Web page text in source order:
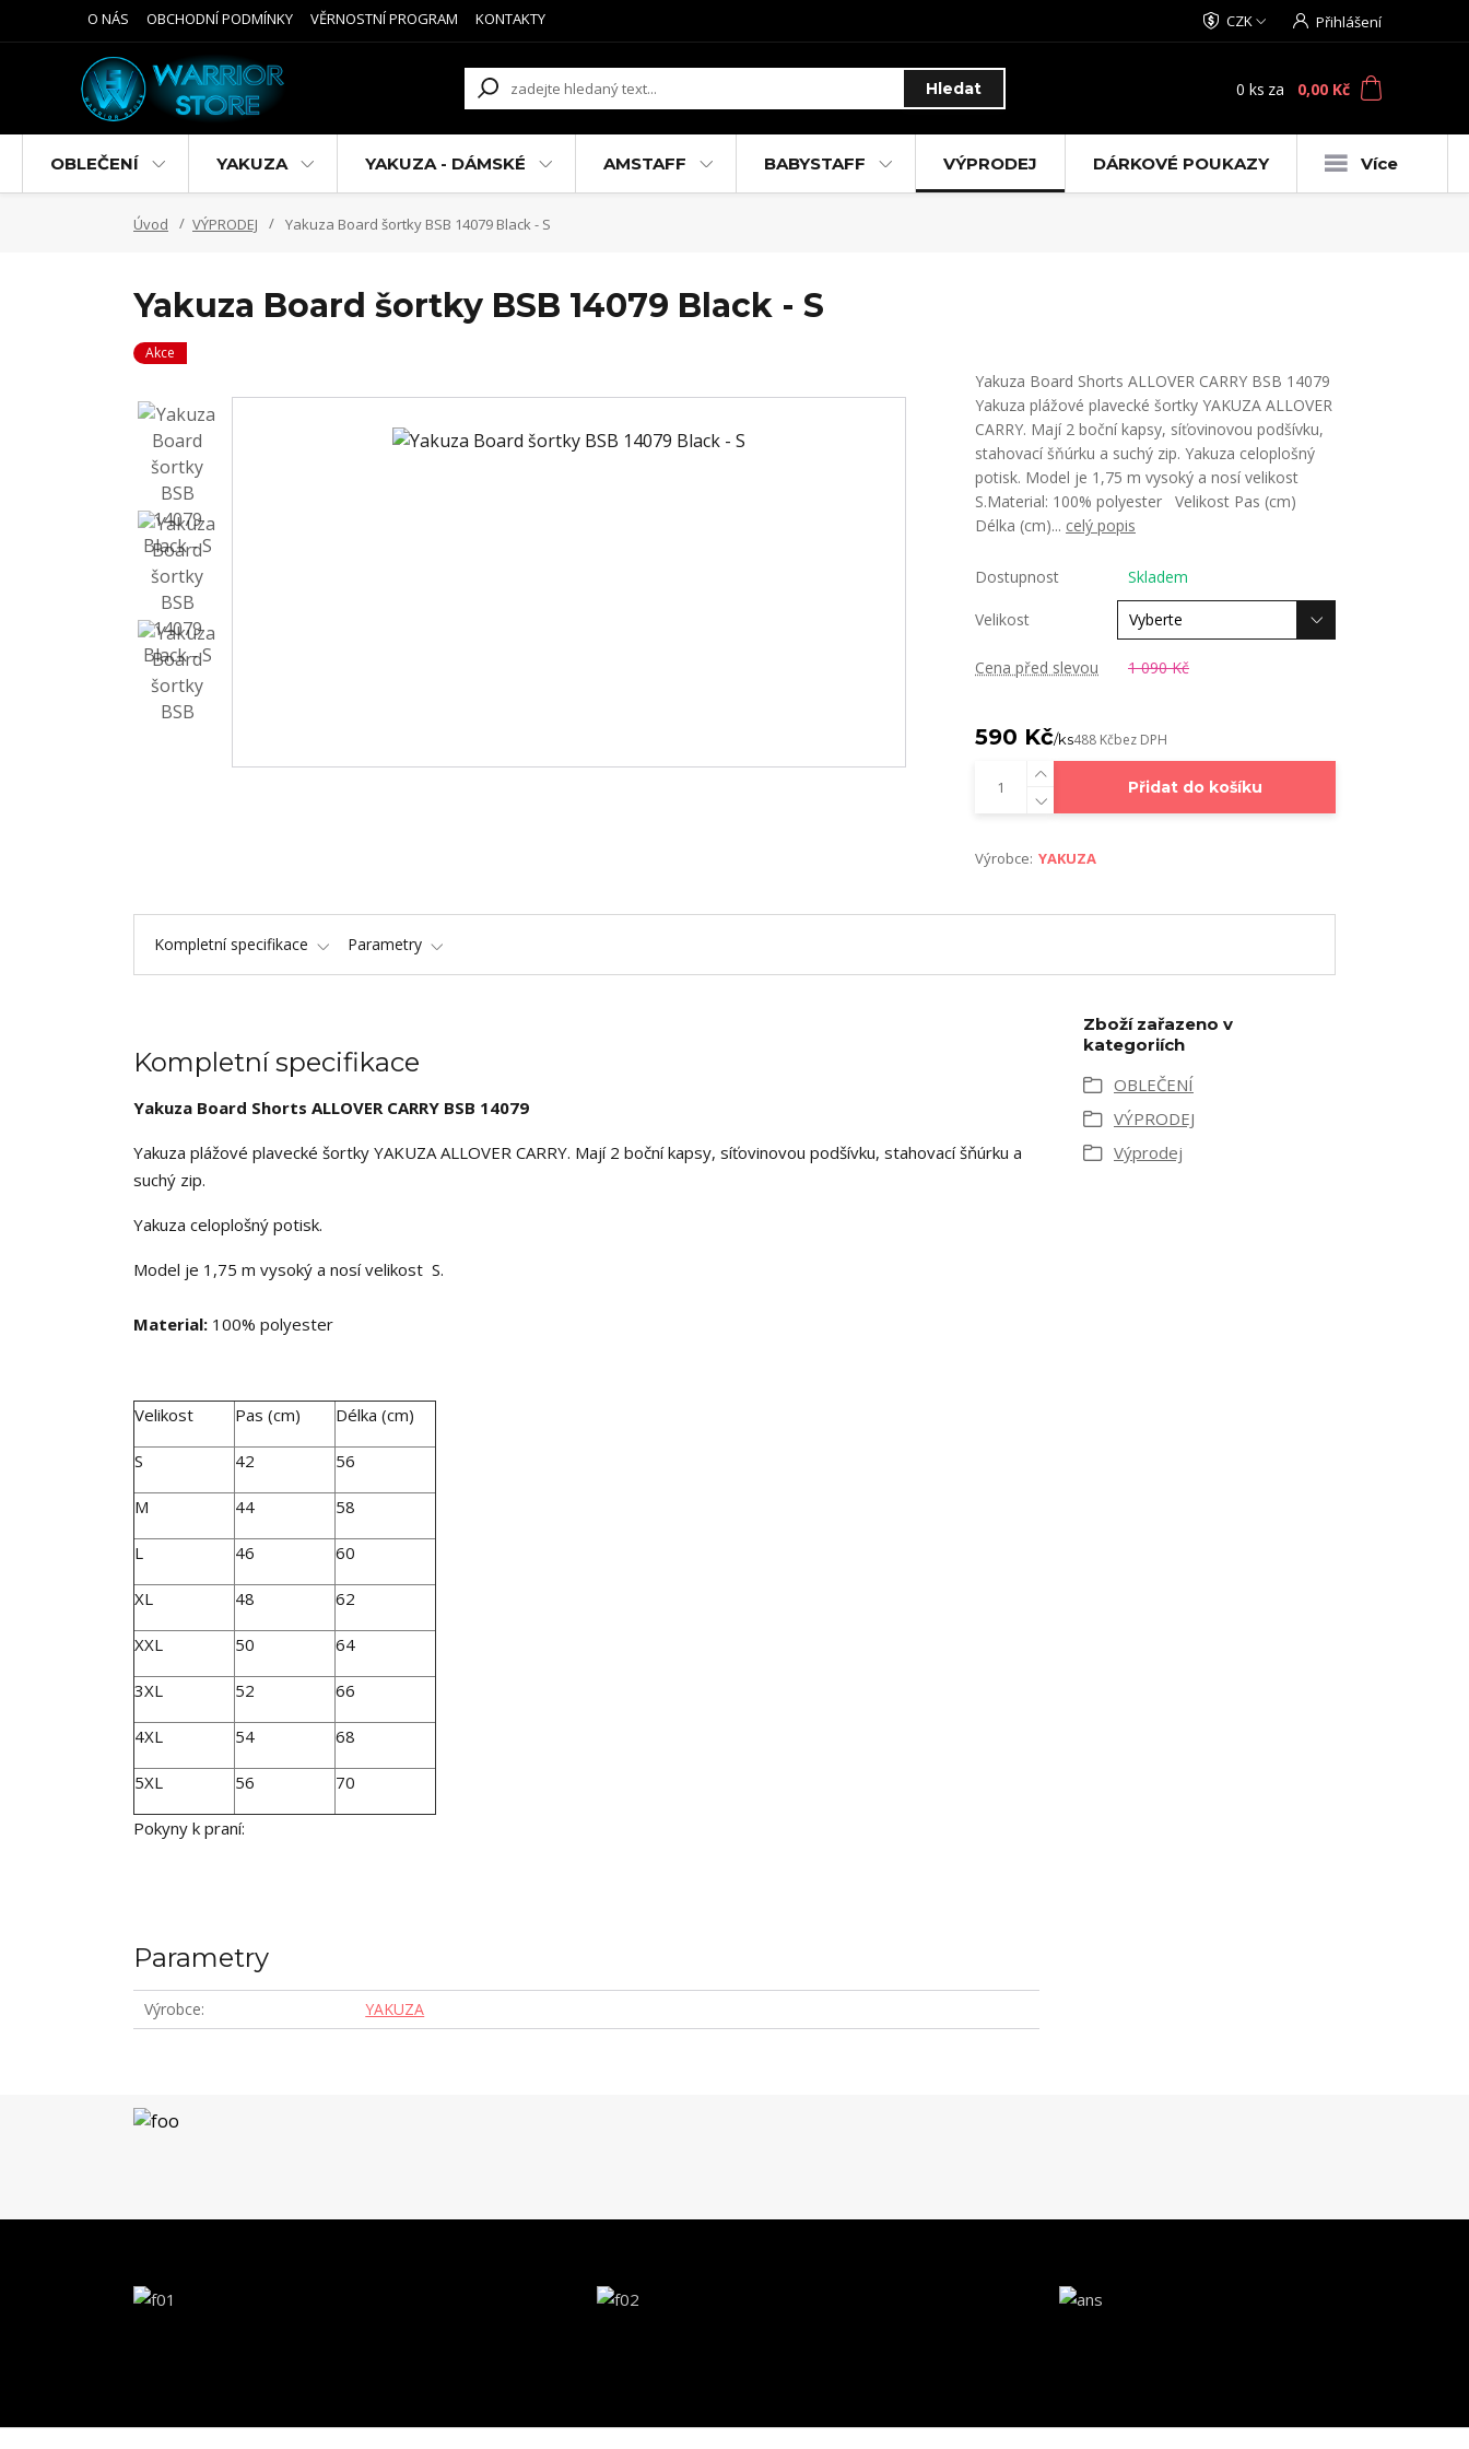
O NÁS OBCHODNÍ PODMÍNKY VĚRNOSTNÍ PROGRAM KONTAKTY CZK Přihlášení
Hledat 0 ks za 0,00 Kč
OBLEČENÍ YAKUZA YAKUZA - DÁMSKÉ AMSTAFF BABYSTAFF VÝPRODEJ DÁRKOVÉ POUKAZY Více
Úvod VÝPRODEJ Yakuza Board šortky BSB 14079 Black - S
Yakuza Board šortky BSB 14079 Black - S
Akce
Yakuza Board Shorts ALLOVER CARRY BSB 14079
Yakuza plážové plavecké šortky YAKUZA ALLOVER
CARRY. Mají 2 boční kapsy, síťovinovou podšívku,
stahovací šňúrku a suchý zip. Yakuza celoplošný
potisk. Model je 1,75 m vysoký a nosí velikost
S.Material: 100% polyester Velikost Pas (cm)
Délka (cm)... celý popis
Dostupnost Skladem
Velikost
Cena před slevou 1 090 Kč
590 Kč/ks488 Kčbez DPH
Přidat do košíku
Výrobce: YAKUZA
Kompletní specifikace Parametry
Kompletní specifikace
Yakuza Board Shorts ALLOVER CARRY BSB 14079
Yakuza plážové plavecké šortky YAKUZA ALLOVER CARRY. Mají 2 boční kapsy, síťovinovou podšívku, stahovací šňúrku a
suchý zip.
Yakuza celoplošný potisk.
Model je 1,75 m vysoký a nosí velikost S.
Material: 100% polyester
Velikost Pas (cm) Délka (cm)
S 42 56
M 44 58
L 46 60
XL 48 62
XXL 50 64
3XL 52 66
4XL 54 68
5XL 56 70
Pokyny k praní:
Parametry
Výrobce YAKUZA
Zboží zařazeno v
kategoriích
OBLEČENÍ
VÝPRODEJ
Výprodej